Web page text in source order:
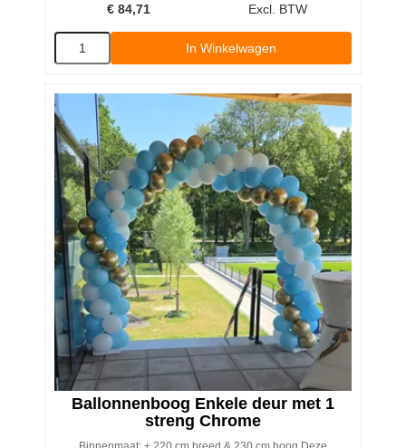
€ 84,71 Excl. BTW
In Winkelwagen
Ballonnenboog Enkele deur met 1
streng Chrome